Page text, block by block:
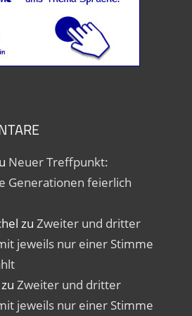
Neuer Treffpunkt:
Generationen feierlich
zu Zweiter und dritter
jeweils nur einer Stimme
zu Zweiter und dritter
jeweils nur einer Stimme